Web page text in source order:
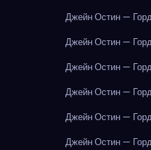
Джейн Остин —
Джейн Остин —
Джейн Остин —
Джейн Остин —
Джейн Остин —
Джейн Остин —